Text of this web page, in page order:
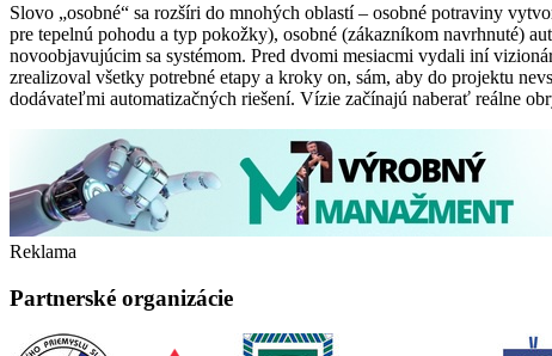
Slovo „osobné“ sa rozšíri do mnohých oblastí – osobné potraviny
pre tepelnú pohodu a typ pokožky), osobné (zákazníkom navrhnuté)
novoobjavujúcim sa systémom. Pred dvomi mesiacmi vydali iní
zrealizoval všetky potrebné etapy a kroky on, sám, aby do projektu
dodávateľmi automatizačných riešení. Vízie začínajú naberať reálne
Reklama
Partnerské organizácie